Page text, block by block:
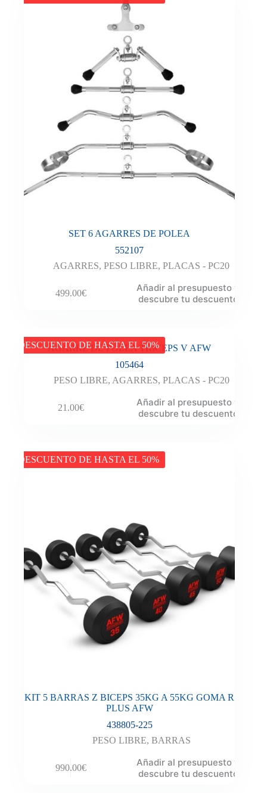
SET 6 AGARRES DE POLEA
552107
AGARRES,PESO LIBRE,PLACAS - PC20
499.00€
Añadir al presupuesto y
descubre tu descuento
DESCUENTO DE HASTA EL 50%
AGARRE DE POLEA TRICEPS V AFW
105464
PESO LIBRE, AGARRES, PLACAS - PC20
21.00€
Añadir al presupuesto y
descubre tu descuento
DESCUENTO DE HASTA EL 50%
KIT 5 BARRAS Z BICEPS 35KG A 55KG GOMA R
PLUS AFW
438805-225
PESO LIBRE, BARRAS
990.00€
Añadir al presupuesto y
descubre tu descuento